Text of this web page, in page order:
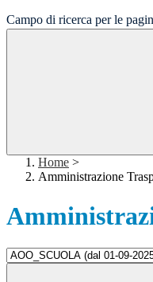
Campo di ricerca per le
Home >
Amministrazione